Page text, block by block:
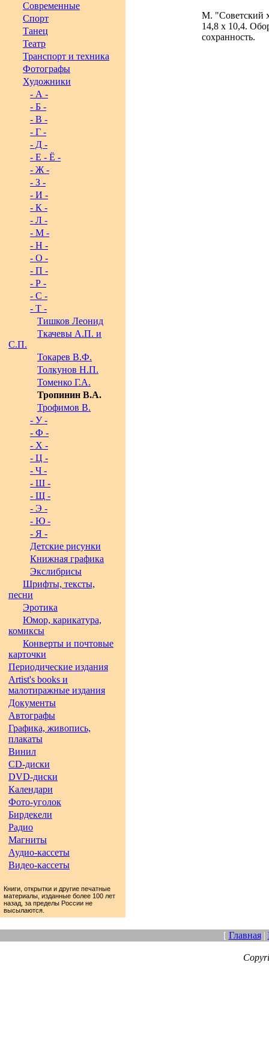
Современные
Спорт
Танец
Театр
Транспорт и техника
Фотографы
Художники
- А -
- Б -
- В -
- Г -
- Д -
- Е - Ё -
- Ж -
- З -
- И -
- К -
- Л -
- М -
- Н -
- О -
- П -
- Р -
- С -
- Т -
Тишков Леонид
Ткачевы А.П. и
С.П.
Токарев В.Ф.
Толкунов Н.П.
Томенко Г.А.
Тропинин В.А.
Трофимов В.
- У -
- Ф -
- Х -
- Ц -
- Ч -
- Ш -
- Щ -
- Э -
- Ю -
- Я -
Детские рисунки
Книжная графика
Экслибрисы
Шрифты, тексты,
песни
Эротика
Юмор, карикатура,
комиксы
Конверты и почтовые
карточки
Периодические издания
Artist's books и
малотиражные издания
Документы
Автографы
Графика, живопись,
плакаты
Винил
CD-диски
DVD-диски
Календари
Фото-уголок
Бирдекели
Радио
Магниты
Аудио-кассеты
Видео-кассеты
Книги, открытки и другие печатные
материалы, изданные более 100 лет
назад, за пределы России не
высылаются.
М. "Советский
14,8 х 10,4.
сохранность.
[ Главная|